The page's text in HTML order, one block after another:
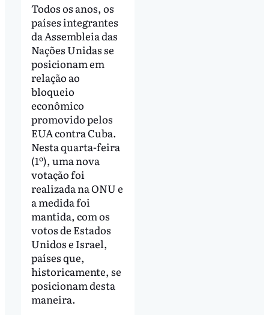
Todos os anos, os
países integrantes
da Assembleia das
Nações Unidas se
posicionam em
relação ao
bloqueio
econômico
promovido pelos
EUA contra Cuba.
Nesta quarta-feira
(1º), uma nova
votação foi
realizada na ONU e
a medida foi
mantida, com os
votos de Estados
Unidos e Israel,
países que,
historicamente, se
posicionam desta
maneira.